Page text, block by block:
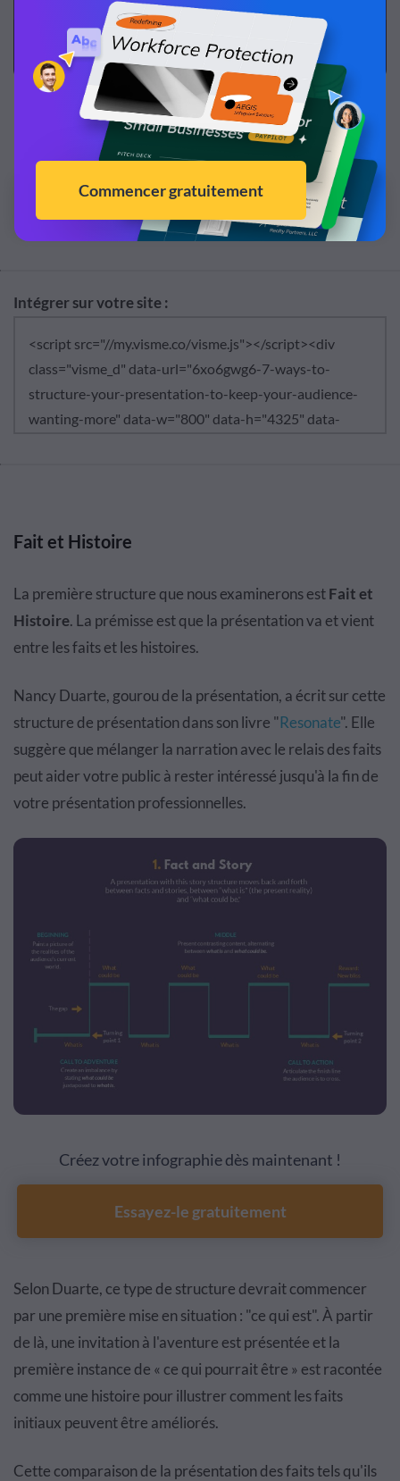
Créez vos propres infographies attrayantes avec
cet outil de glisser-déposer !
Essayez-le gratuitement
Intégrer sur votre site :
Fait et Histoire
La première structure que nous examinerons estFait et
Histoire. La prémisse est que la présentation va et vient
entre les faits et les histoires.
Nancy Duarte, gourou de la présentation, a écrit sur cette
structure de présentation dans son livre "Resonate". Elle
suggère que mélanger la narration avec le relais des faits
peut aider votre public à rester intéressé jusqu'à la fin de
votre présentation professionnelles.
Créez votre infographie dès maintenant !
Essayez-le gratuitement
Selon Duarte, ce type de structure devrait commencer
par une première mise en situation : "ce qui est". À partir
de là, une invitation à l'aventure est présentée et la
première instance de « ce qui pourrait être » est racontée
comme une histoire pour illustrer comment les faits
initiaux peuvent être améliorés.
Cette comparaison de la présentation des faits tels qu'ils